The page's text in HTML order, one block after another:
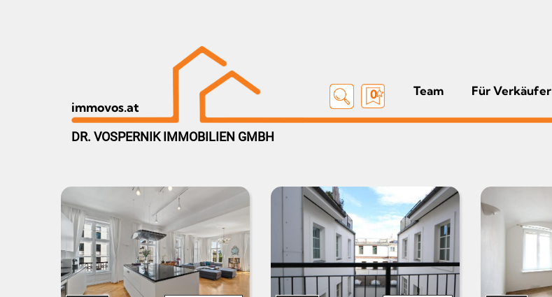
immovos.at
0 Team Für Verkäufer
DR. VOSPERNIK IMMOBILIEN GMBH